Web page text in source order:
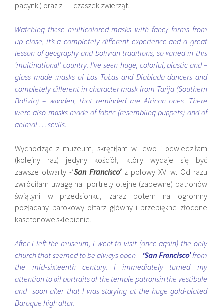
pacynki) oraz z … czaszek zwierząt.
Watching these multicolored masks with fancy forms from
up close, it’s a completely different experience and a great
lesson of geography and bolivian traditions, so varied in this
‘multinational’ country. I’ve seen huge, colorful, plastic and –
glass made masks of Los Tobas and Diablada dancers and
completely different in character mask from Tarija (Southern
Bolivia) – wooden, that reminded me African ones. There
were also masks made of fabric (resembling puppets) and of
animal … sculls.
Wychodząc z muzeum, skręciłam w lewo i odwiedziłam
(kolejny raz) jedyny kościół, który wydaje się być
zawsze otwarty -‘San Francisco’ z polowy XVI w. Od razu
zwróciłam uwagę na portrety olejne (zapewne) patronów
świątyni w przedsionku, zaraz potem na ogromny
pozłacany barokowy ołtarz główny i przepiękne złocone
kasetonowe sklepienie.
After I left the museum, I went to visit (once again) the only
church that seemed to be always open – ‘San Francisco’from
the mid-sixteenth century. I immediately turned my
attention to oil portraits of the temple patronsin the vestibule
and soon after that I was starying at the huge gold-plated
Baroque high altar.